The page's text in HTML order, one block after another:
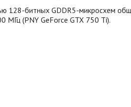
128-битных GDDR5-микросхем
МГц (PNY GeForce GTX 750 Ti).